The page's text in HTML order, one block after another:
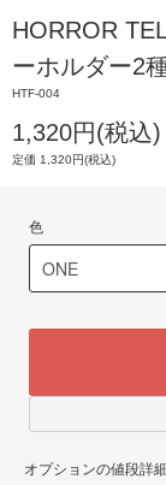
HORROR
ーホルダー2
HTF-004
1,320円(税込)
定価 1,320円(税込)
色
オプションの値段詳細